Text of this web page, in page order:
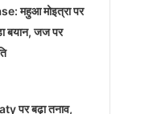
महुआ मोइत्रा पर
बयान, जज पर
पर बढ़ा तनाव,